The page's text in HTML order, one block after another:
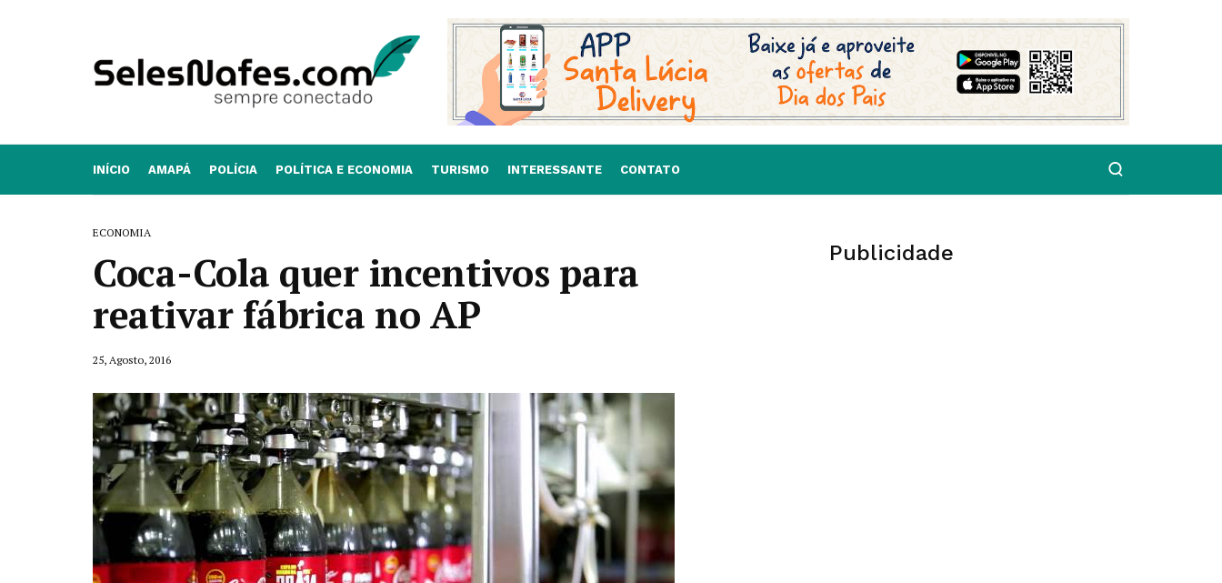
INÍCIO AMAPÁ POLÍCIA POLÍTICA E ECONOMIA TURISMO INTERESSANTE CONTATO
ECONOMIA
Coca-Cola quer incentivos para
reativar fábrica no AP
25, Agosto, 2016
Publicidade